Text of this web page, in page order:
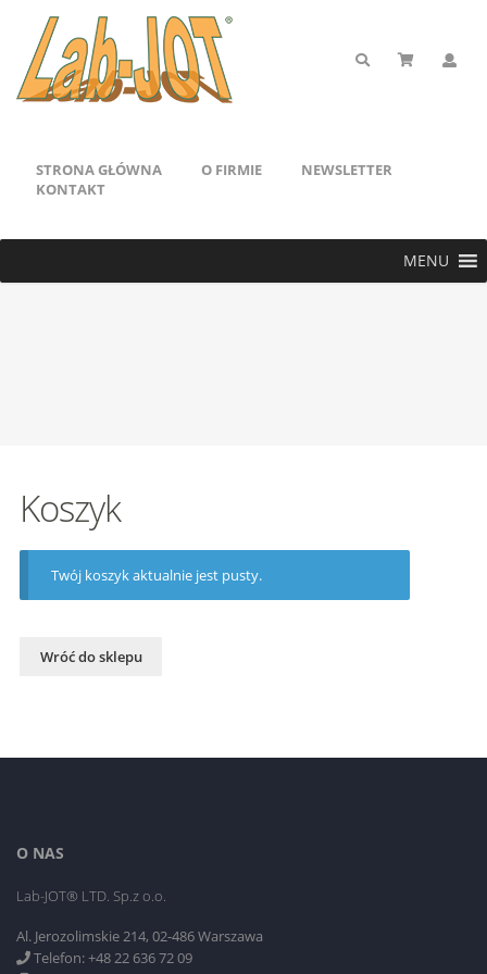
STRONA GŁÓWNA O FIRMIE
NEWSLETTER
KONTAKT
MENU
Koszyk
Twój koszyk aktualnie jest pusty.
Wróć do sklepu
O NAS
Lab-JOT® LTD. Sp.z o.o.
Al. Jerozolimskie 214, 02-486 Warszawa
Telefon: +48 22 636 72 09